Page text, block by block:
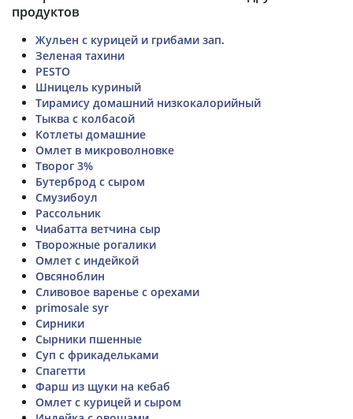
продуктов
Жульен с курицей и грибами зап.
Зеленая тахини
PESTO
Шницель куриный
Тирамису домашний низкокалорийный
Тыква с колбасой
Котлеты домашние
Омлет в микроволновке
Творог 3%
Бутерброд с сыром
Смузибоул
Рассольник
Чиабатта ветчина сыр
Творожные рогалики
Омлет с индейкой
Овсяноблин
Сливовое варенье с орехами
primosale syr
Сирники
Сырники пшенные
Суп с фрикадельками
Спагетти
Фарш из щуки на кебаб
Омлет с курицей и сыром